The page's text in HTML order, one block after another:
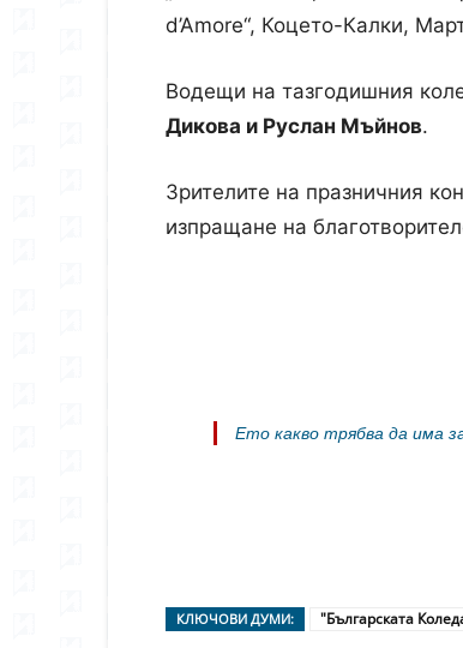
d’Amore“, Коцето-Калки,
Водещи на тазгодишния
Дикова и Руслан Мъйнов.
Зрителите на празничния
изпращане на
Ето какво трябва да има
КЛЮЧОВИ ДУМИ: "Българската